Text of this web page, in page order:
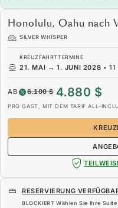
Honolulu, Oahu nach
SILVER WHISPER
KREUZFAHRTTERMINE
21. MAI → 1. JUNI 2028 •11
AB 6.100 $ 4.880 $
PRO GAST, MIT DEM TARIF ALL-
RESERVIERUNG
BLOCKIERT Wählen Sie Ihre